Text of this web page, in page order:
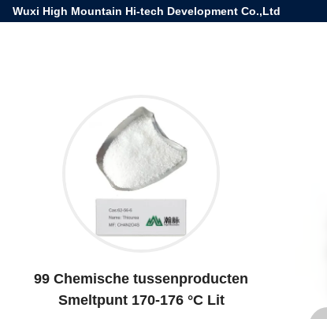
Wuxi High Mountain Hi-tech Development Co.,Ltd
99 Chemische tussenproducten
Smeltpunt 170-176 °C Lit